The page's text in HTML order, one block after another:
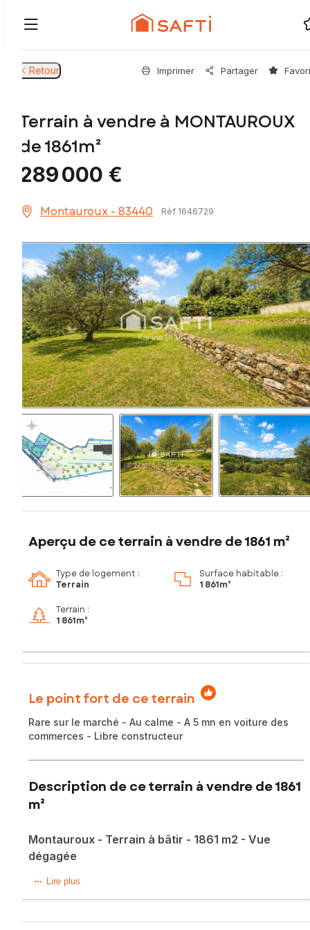
Retour Imprimer Partager
Terrain à vendre à MONTAUROUX
de 1861m²
289 000 €
Montauroux - 83440 Réf 1646729
Aperçu de ce terrain à vendre de 1861 m²
Type de logement :
Terrain
Surface habitable :
1 861m²
Terrain :
1 861m²
Le point fort de ce terrain
Rare sur le marché - Au calme - A 5 mn en voiture des
commerces - Libre constructeur
Description de ce terrain à vendre de 1861
m²
Montauroux - Terrain à bâtir - 1861 m2 - Vue
dégagée
Rare sur le marché !
situé sur la commune de Montauroux (83440).
Lire plus